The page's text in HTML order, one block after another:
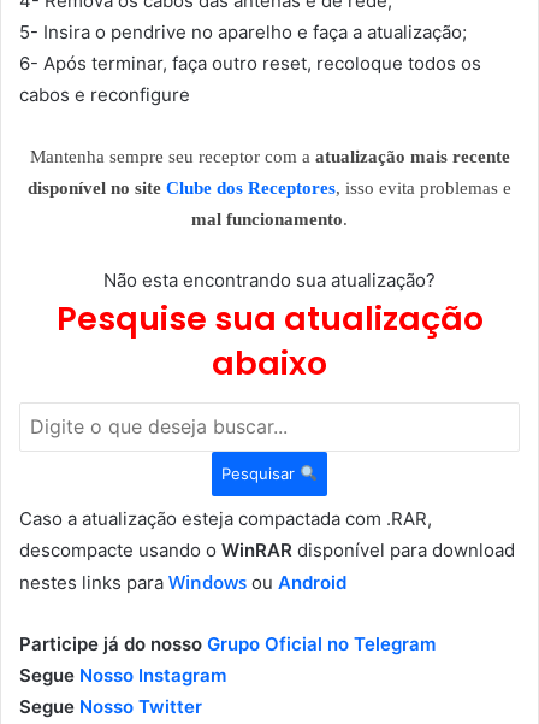
5- Insira o pendrive no aparelho e faça a atualização;
6- Após terminar, faça outro reset, recoloque todos os
cabos e reconfigure
Mantenha sempre seu receptor com a atualização mais recente
disponível no site Clube dos Receptores, isso evita problemas e
mal funcionamento.
Não esta encontrando sua atualização?
Pesquise sua atualização
abaixo
Pesquisar
Caso a atualização esteja compactada com .RAR,
descompacte usando o WinRAR disponível para download
nestes links para Windows ou Android
Participe já do nosso Grupo Oficial no Telegram
Segue Nosso Instagram
Segue Nosso Twitter